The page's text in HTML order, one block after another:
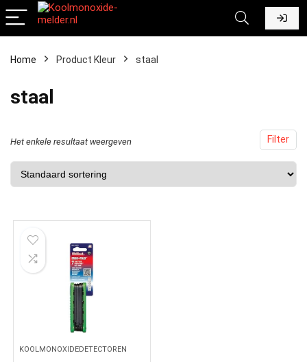
Home Product Kleur ‎staal
‎staal
Filter
Het enkele resultaat weergeven
KOOLMONOXIDEDETECTOREN